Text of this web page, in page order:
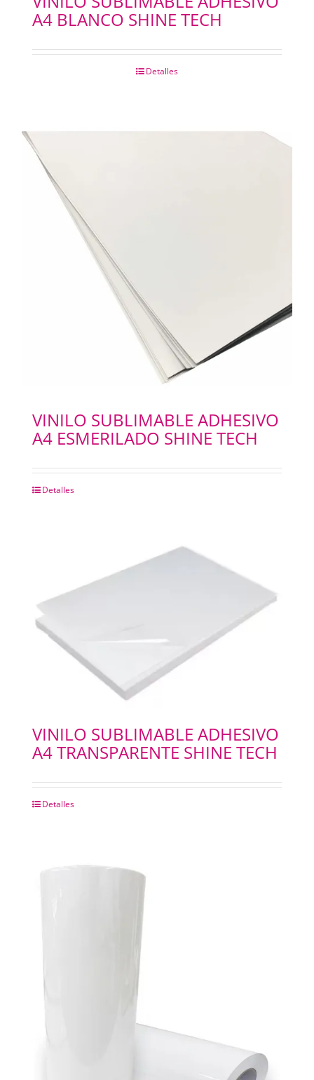
A4 BLANCO SHINE TECH
Detalles
VINILO SUBLIMABLE ADHESIVO
A4 ESMERILADO SHINE TECH
Detalles
VINILO SUBLIMABLE ADHESIVO
A4 TRANSPARENTE SHINE TECH
Detalles